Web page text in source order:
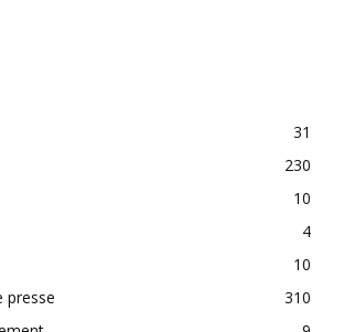
31
230
10
4
10
presse
310